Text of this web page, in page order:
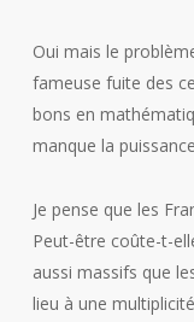
Oui mais le
fameuse fuite des
bons en
manque la
Je pense que les
Peut-être coûte-t-
aussi massifs que
lieu à une